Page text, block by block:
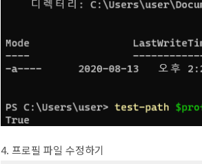
4. 프로필 파일 수정하기